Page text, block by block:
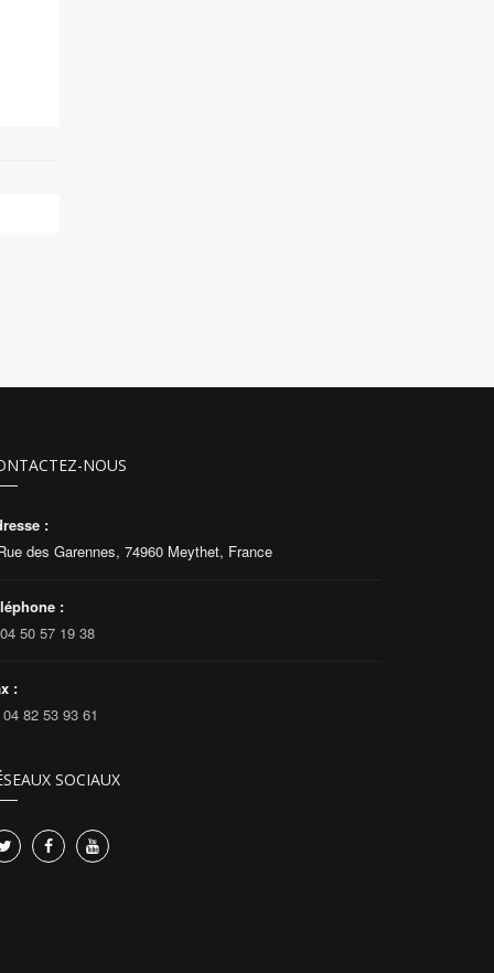
NOUS
:
des Garennes, 74960 Meythet, France
:
50 57 19 38
:
04 82 53 93 61
SOCIAUX